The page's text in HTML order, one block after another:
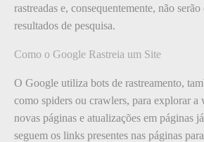
rastreadas e, consequentemente, não
resultados de pesquisa.
Como o Google Rastreia um Site
O Google utiliza bots de rastreamento,
como spiders ou crawlers, para explorar a
novas páginas e atualizações em páginas
seguem os links presentes nas páginas